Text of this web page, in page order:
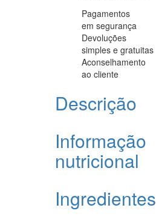
Pagamentos
em segurança
Devoluções
simples e gratuitas
Aconselhamento
ao cliente
Descrição
Informação
nutricional
Ingredientes